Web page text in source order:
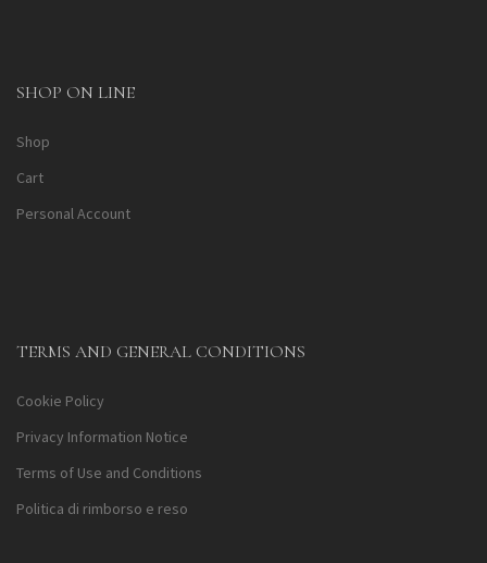
SHOP ON LINE
Shop
Cart
Personal Account
TERMS AND GENERAL CONDITIONS
Cookie Policy
Privacy Information Notice
Terms of Use and Conditions
Politica di rimborso e reso